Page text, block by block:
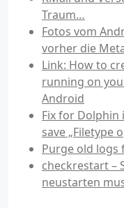
Traum…
Fotos vom
vorher die
Link: How to
running on
Android
Fix for Dolphin
save „Filetype
Purge old logs
checkrestart –
neustarten